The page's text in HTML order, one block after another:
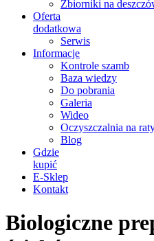
Zbiorniki na
Oferta
dodatkowa
Serwis
Informacje
Kontrole szamb
Baza wiedzy
Do pobrania
Galeria
Wideo
Oczyszczalnia na
Blog
Gdzie
kupić
E-Sklep
Kontakt
Biologiczne